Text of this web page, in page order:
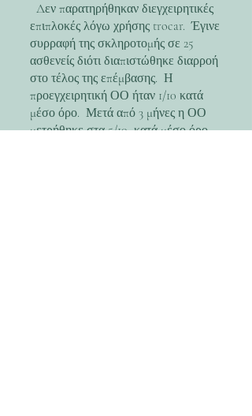
Δεν παρατηρήθηκαν διεγχειρητικές
επιπλοκές λόγω χρήσης trocar. Έγινε
συρραφή της σκληροτομής σε 25
ασθενείς διότι διαπιστώθηκε διαρροή
στο τέλος της επέμβασης. Η
προεγχειρητική ΟΟ ήταν 1/10 κατά
μέσο όρο. Μετά από 3 μήνες η ΟΟ
μετρήθηκε στα 5/10 κατά μέσο όρο.